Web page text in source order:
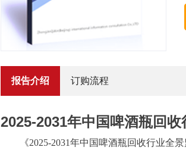
报告介绍 订购流程
2025-2031年中国啤酒瓶回
《2025-2031年中国啤酒瓶回收行业全